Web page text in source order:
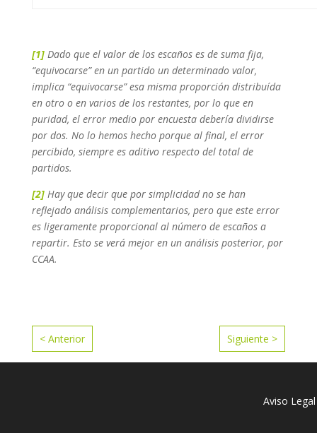
[1] Dado que el valor de los escaños es de suma fija,
“equivocarse” en un partido un determinado valor,
implica “equivocarse” esa misma proporción distribuída
en otro o en varios de los restantes, por lo que en
puridad, el error medio por encuesta debería dividirse
por dos. No lo hemos hecho porque al final, el error
percibido, siempre es aditivo respecto del total de
partidos.
[2] Hay que decir que por simplicidad no se han
reflejado análisis complementarios, pero que este error
es ligeramente proporcional al número de escaños a
repartir. Esto se verá mejor en un análisis posterior, por
CCAA.
< Anterior Siguiente >
Aviso Legal